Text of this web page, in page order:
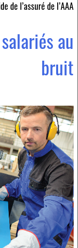
de l’assuré de l’AAA
au
bruit